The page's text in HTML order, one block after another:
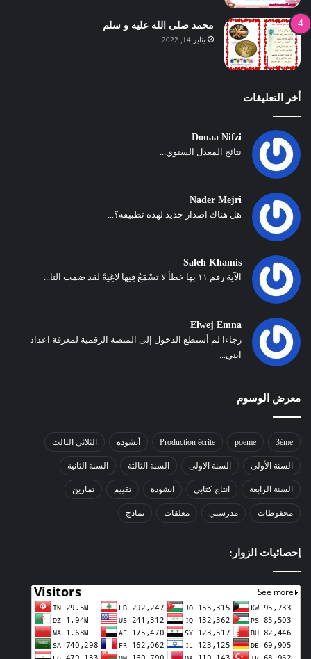
محمد صلى الله عليه و سلم
يناير 14, 2022
أخر التعليقات
Douaa Nifzi
نتائج المعدل السنوي...
Nader Mejri
هل هناك اصدار جديد لهذه تطبيقة؟...
Saleh Khamis
الآية رقم ١١ بها خطأ لا تَسْمَعُ فِيها لاغِيَةً لقد ضمت التا...
Elwej Emna
رجاءا لم أستطع الدخول إلى المنصة الرقمية لمعرفة اعداد
ابني...
معرض الوسوم
3éme
poeme
Production écrite أنشودة الثلاثي الثالث
السنة الأولى السنة الاولى السنة الثالثة السنة الثانية
السنة الرابعة انتاج كتابي انشودة تقييم تمارين
محفوظات مدرستي معلقات نماذج
إحصائيات الزوار: